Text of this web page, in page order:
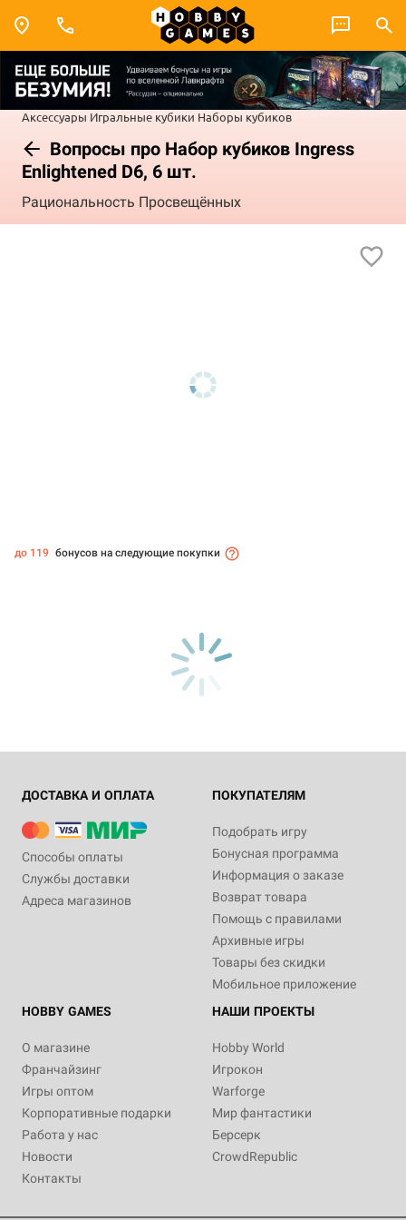
Аксессуары Игральные кубики Наборы кубиков
Вопросы про Набор кубиков Ingress
Enlightened D6, 6 шт.
Рациональность Просвещённых
до 119 бонусов на следующие покупки
ДОСТАВКА И ОПЛАТА
Способы оплаты
Службы доставки
Адреса магазинов
ПОКУПАТЕЛЯМ
Подобрать игру
Бонусная программа
Информация о заказе
Возврат товара
Помощь с правилами
Архивные игры
Товары без скидки
Мобильное приложение
HOBBY GAMES
О магазине
Франчайзинг
Игры оптом
Корпоративные подарки
Работа у нас
Новости
Контакты
НАШИ ПРОЕКТЫ
Hobby World
Игрокон
Warforge
Мир фантастики
Берсерк
CrowdRepublic